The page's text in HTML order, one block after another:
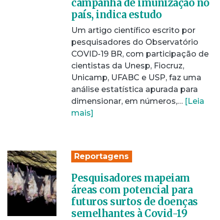
campanha de imunização no
país, indica estudo
Um artigo científico escrito por
pesquisadores do Observatório
COVID-19 BR, com participação de
cientistas da Unesp, Fiocruz,
Unicamp, UFABC e USP, faz uma
análise estatística apurada para
dimensionar, em números,… [Leia
mais]
Reportagens
Pesquisadores mapeiam
áreas com potencial para
futuros surtos de doenças
semelhantes à Covid-19